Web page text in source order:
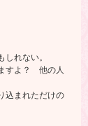
れない。
すよ？ 他の人
込まれただけの